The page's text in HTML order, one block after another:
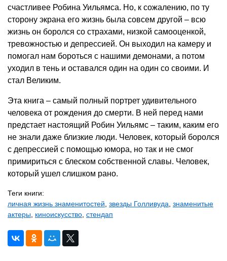
счастливее Робина Уильямса. Но, к сожалению, по ту
сторону экрана его жизнь была совсем другой – всю
жизнь он боролся со страхами, низкой самооценкой,
тревожностью и депрессией. Он выходил на камеру и
помогал нам бороться с нашими демонами, а потом
уходил в тень и оставался один на один со своими. И
стал Великим.
Эта книга – самый полный портрет удивительного
человека от рождения до смерти. В ней перед нами
предстает настоящий Робин Уильямс – таким, каким его
не знали даже близкие люди. Человек, который боролся
с депрессией с помощью юмора, но так и не смог
примириться с блеском собственной славы. Человек,
который ушел слишком рано.
Теги книги:
личная жизнь знаменитостей звезды Голливуда знаменитые
актеры киноискусство стендап